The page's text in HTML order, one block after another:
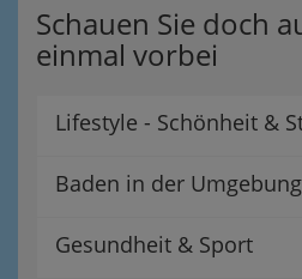
Schauen Sie doch
einmal vorbei
Lifestyle - Schönheit &
Baden in der Umgebung
Gesundheit & Sport